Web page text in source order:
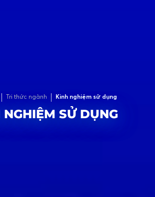
Tri thức ngành Kinh nghiệm sử dụng
NGHIỆM SỬ DỤNG